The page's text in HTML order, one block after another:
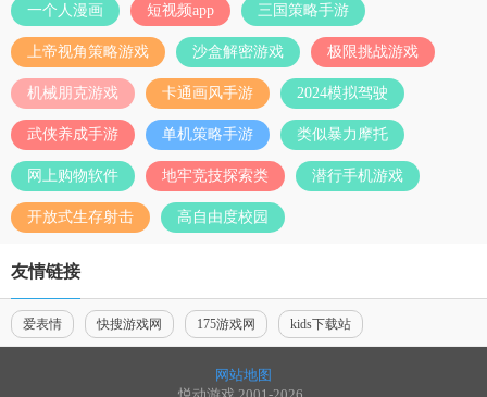
一个人漫画 短视频app 三国策略手游
上帝视角策略游戏 沙盒解密游戏 极限挑战游戏
机械朋克游戏 卡通画风手游 2024模拟驾驶
武侠养成手游 单机策略手游 类似暴力摩托
网上购物软件 地牢竞技探索类 潜行手机游戏
开放式生存射击 高自由度校园
友情链接
爱表情 快搜游戏网 175游戏网 kids下载站
网站地图